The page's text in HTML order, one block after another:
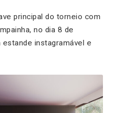
principal do torneio com
no dia 8 de
instagramável e